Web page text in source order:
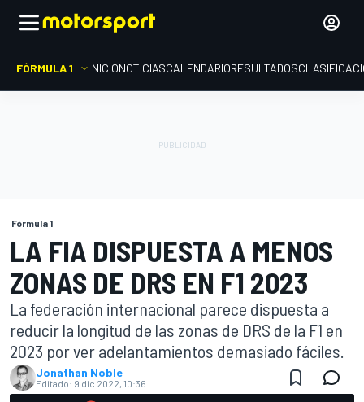
FÓRMULA 1 INICIONOTICIASCALENDARIORESULTADOS
Fórmula 1
LA FIA DISPUESTA A MENOS
ZONAS DE DRS EN F1 2023
La federación internacional parece dispuesta a
reducir la longitud de las zonas de DRS de la F1 en
2023 por ver adelantamientos demasiado fáciles.
Jonathan Noble
Editado: 9 dic 2022, 10:36